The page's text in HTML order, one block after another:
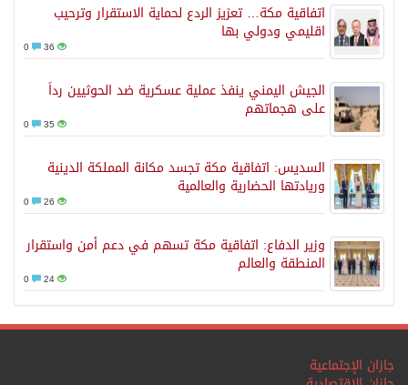
اتفاقية مكة… تعزيز الردع لحماية الاستقرار وترحيب
اقليمي ودولي بها
36
الجيش اليمني ينفذ عملية عسكرية ضد الحوثيين رداً
على هجماتهم
35
السديس: اتفاقية مكة تجسد مكانة المملكة الدينية
وريادتها الحضارية والعالمية
26
وزير الدفاع: اتفاقية مكة تسهم في دعم أمن واستقرار
المنطقة والعالم
24
جازان الإجتماعية